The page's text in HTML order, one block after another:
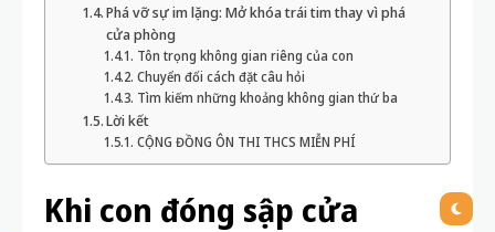
Phá vỡ sự im lặng: Mở khóa trái tim thay vì phá
cửa phòng
Tôn trọng không gian riêng của con
Chuyển đổi cách đặt câu hỏi
Tìm kiếm những khoảng không gian thứ ba
Lời kết
CỘNG ĐỒNG ÔN THI THCS MIỄN PHÍ
Khi con đóng sập cửa